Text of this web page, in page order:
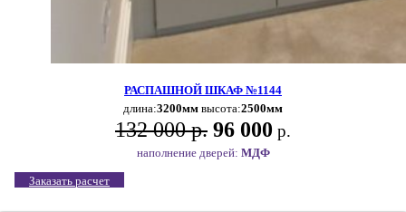
РАСПАШНОЙ ШКАФ №1144
длина:3200мм высота:2500мм
132 000 р. 96 000 р.
наполнение дверей: МДФ
Заказать расчет